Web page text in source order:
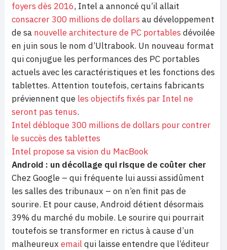
foyers dès 2016, Intel a annoncé qu’il allait
consacrer 300 millions de dollars au développement
de sa nouvelle architecture de PC portables dévoilée
en juin sous le nom d’Ultrabook. Un nouveau format
qui conjugue les performances des PC portables
actuels avec les caractéristiques et les fonctions des
tablettes. Attention toutefois, certains fabricants
préviennent que les objectifs fixés par Intel ne
seront pas tenus.
Intel débloque 300 millions de dollars pour contrer
le succès des tablettes
Intel propose sa vision du MacBook
Android : un décollage qui risque de coûter cher
Chez Google – qui fréquente lui aussi assidûment
les salles des tribunaux – on n’en finit pas de
sourire. Et pour cause, Android détient désormais
39% du marché du mobile. Le sourire qui pourrait
toutefois se transformer en rictus à cause d’un
malheureux emailqui laisse entendre que l’éditeur